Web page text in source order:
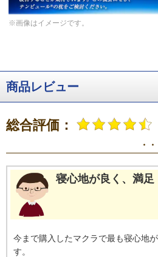
※画像はイメージです。
商品レビュー
総合評価：
・
寝心地が良く、満足
今まで購入したマクラで最も寝心地
す。